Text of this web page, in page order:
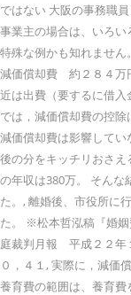
ではない 大阪の事務職
事業主の場合は、いろ
特殊な例かも知れませ
減価償却費 約２８４万
近は出費（要するに借
では，減価償却費の控
減価償却費は影響して
後の分をキッチリおさ
の年収は380万。 そんな
た。, 離婚後、市役所に
た。 ※松本哲泓稿『婚
庭裁判月報 平成２２年
０，４１, 実際に，減価
養育費の範囲は、養育